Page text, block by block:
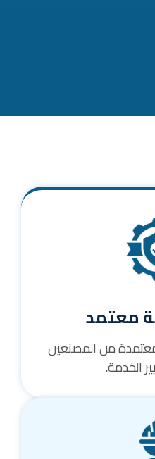
معتمد
من المصنعين
الخدمة.